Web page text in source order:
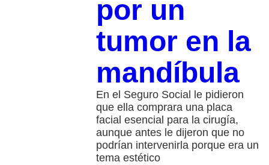
por un
tumor en la
mandíbula
En el Seguro Social le pidieron
que ella comprara una placa
facial esencial para la cirugía,
aunque antes le dijeron que no
podrían intervenirla porque era un
tema estético